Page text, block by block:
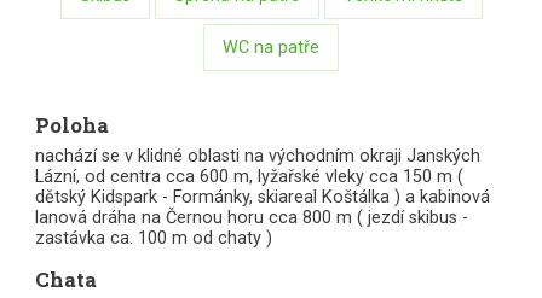
WC na patře
Poloha
nachází se v klidné oblasti na východním okraji Janských
Lázní, od centra cca 600 m, lyžařské vleky cca 150 m (
dětský Kidspark - Formánky, skiareal Koštálka ) a kabinová
lanová dráha na Černou horu cca 800 m ( jezdí skibus -
zastávka ca. 100 m od chaty )
Chata